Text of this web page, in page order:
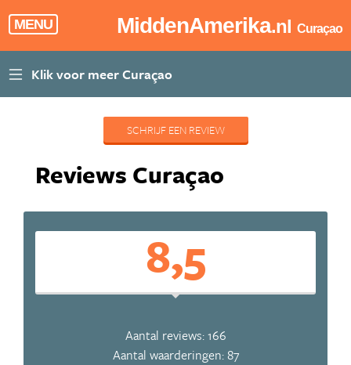
MENU MiddenAmerika.nl Curaçao
SCHRIJF EEN REVIEW
Reviews Curaçao
8,5
Aantal reviews: 166
Aantal waarderingen: 87